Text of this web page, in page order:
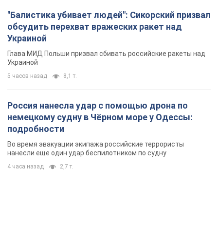
"Балистика убивает людей": Сикорский призвал
обсудить перехват вражеских ракет над
Украиной
Глава МИД Польши призвал сбивать российские ракеты над
Украиной
5 часов назад 8,1 т.
Россия нанесла удар с помощью дрона по
немецкому судну в Чёрном море у Одессы:
подробности
Во время эвакуации экипажа российские террористы
нанесли еще один удар беспилотником по судну
4 часа назад 2,7 т.